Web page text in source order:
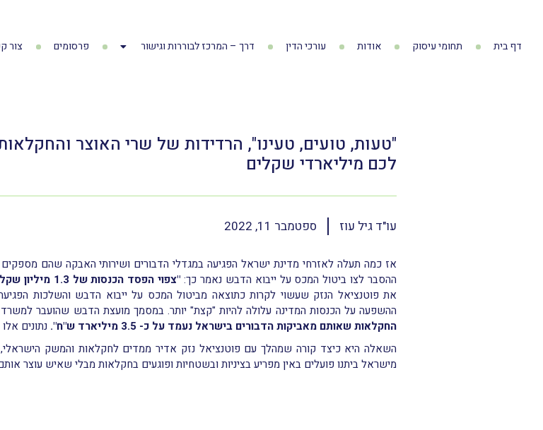
דף בית תחומי עיסוק אודות עורכי הדין דרך – המרכז לבוררות וגישור פרסומים צור
"טעות, טועים, טעינו", הרדידות של שרי האוצר
לכם מיליארדי שקלים
עו"ד גיל עוז ספטמבר 11, 2022
אז כמה תעלה לאזרחי מדינת ישראל הפגיעה במגדלי הדבורים ושירותי האבקה שהם
ההסבר לצו ביטול המכס על ייבוא הדבש נאמר כך: "צפוי הפסד הכנסות של 1.3 מיליון שקלים חדשים כתוצאה מקידומו של צו זה".
את פוטנציאל הנזק שעשוי לקרות כתוצאה מביטול המכס על ייבוא הדבש והשלכות
ההשפעה על הכנסות המדינה עלולה להיות "קצת" יותר. במסמך מועצת הדבש שהועבר למשרד האוצר ביום
החקלאות שאותם מאביקות הדבורים בישראל נעמד על כ- 3.5 מיליארד ש"ח".
נתונים
השאלה היא כיצד קורה שמהלך עם פוטנציאל נזק אדיר ממדים לחקלאות והמשק הישראלי,
מישראל ביתנו פועלים באין מפריע בציניות ובשטחיות ופוגעים בחקלאות מבלי שאיש עוצר